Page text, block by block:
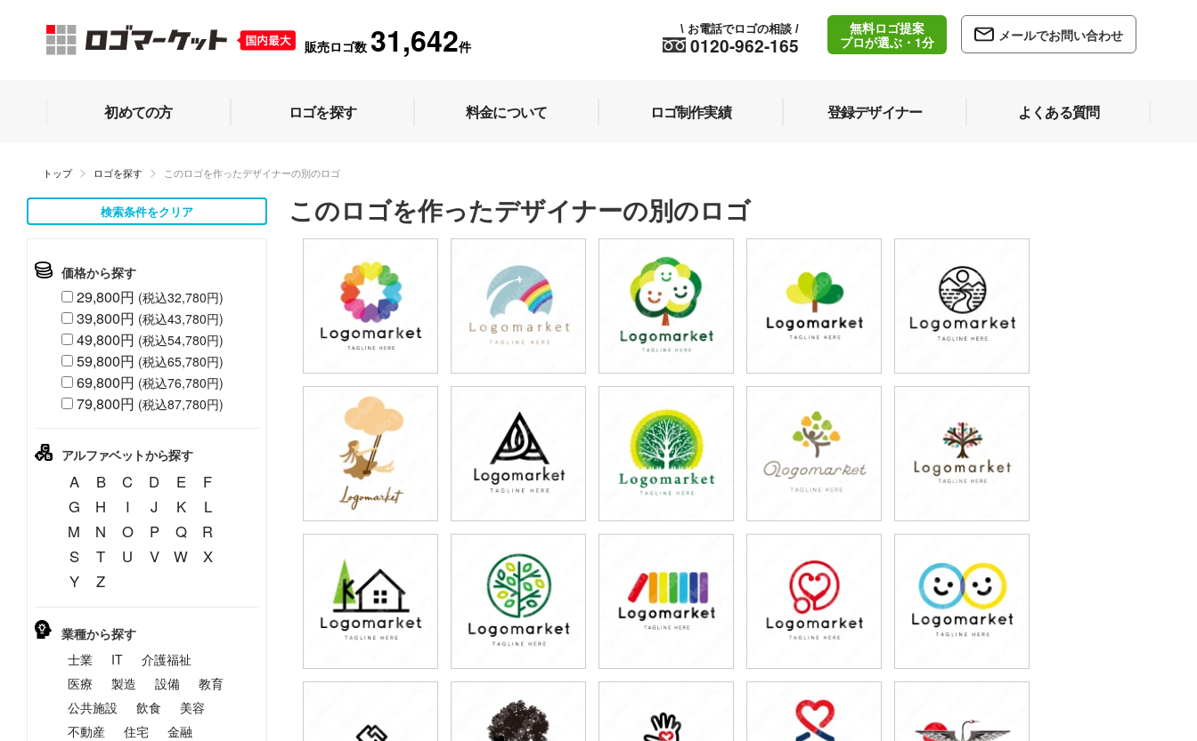
販売ロゴ数 31,642件 0120-962-165
\ お電話でロゴの相談 /
無料ロゴ提案
プロが選ぶ・1分
メールでお問い合わせ
初めての方 ロゴを探す 料金について ロゴ制作実績 登録デザイナー よくある質問
トップ ロゴを探す このロゴを作ったデザイナーの別のロゴ
検索条件をクリア
価格から探す
29,800円 (税込32,780円)
39,800円 (税込43,780円)
49,800円 (税込54,780円)
59,800円 (税込65,780円)
69,800円 (税込76,780円)
79,800円 (税込87,780円)
アルファベットから探す
A B C D E
F
G
H I J K
L
M
N O P Q
R
S
T U V W
X
Y
Z
業種から探す
士業
IT
介護福祉
医療
製造 設備
教育
公共施設
飲食
美容
不動産
住宅
金融
このロゴを作ったデザイナーの別のロゴ
79,800円
(税込87,780円)
79,800円
(税込87,780円)
79,800円
(税込87,780円)
79,800円
(税込87,780円)
79,800円
(税込87,780円)
79,800円
(税込87,780円)
79,800円
(税込87,780円)
79,800円
(税込87,780円)
79,800円
(税込87,780円)
79,800円
(税込87,780円)
(税込87,780円)
79,800円
(税込87,780円)
79,800円
(税込87,780円)
79,800円
(税込87,780円)
79,800円
(税込87,780円)